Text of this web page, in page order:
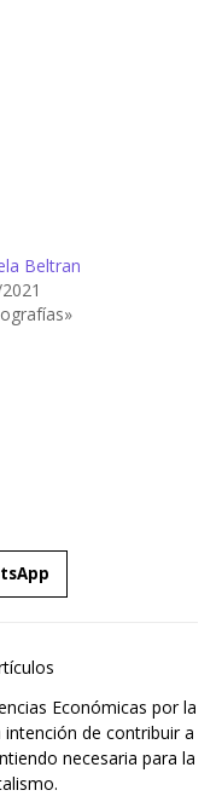
Beltran
Económicas por la
de contribuir a
necesaria para la